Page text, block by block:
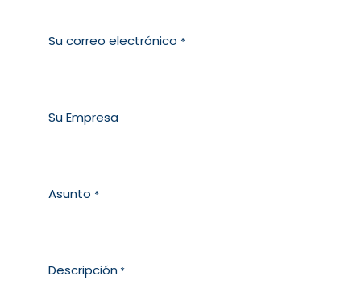
Su correo electrónico *
Su Empresa
Asunto *
Descripción *